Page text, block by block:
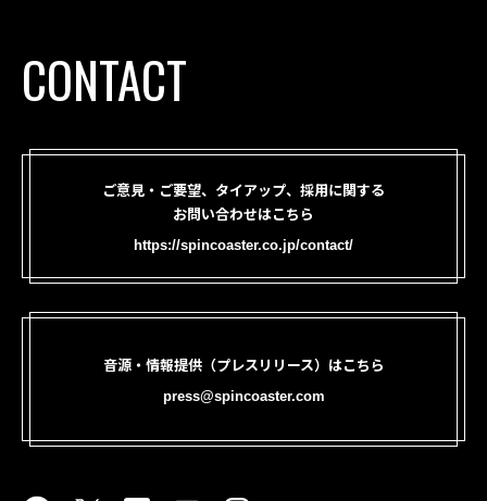
CONTACT
ご意見・ご要望、タイアップ、採用に関する
お問い合わせはこちら
https://spincoaster.co.jp/contact/
音源・情報提供（プレスリリース）はこちら
press@spincoaster.com